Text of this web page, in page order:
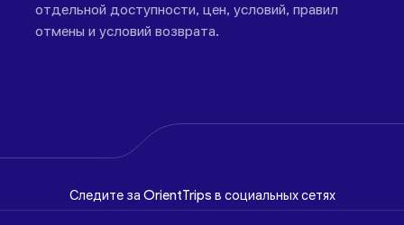
отдельной доступности, цен, условий, правил
отмены и условий возврата.
Следите за OrientTrips в социальных сетях